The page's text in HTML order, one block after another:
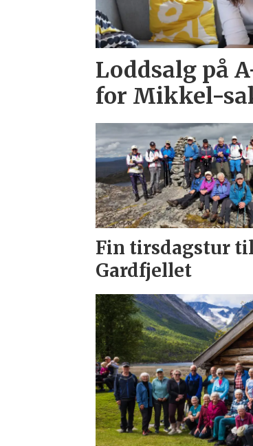
Loddsalg på
for Mikkel-
Fin tirsdagstur til
Gardfjellet